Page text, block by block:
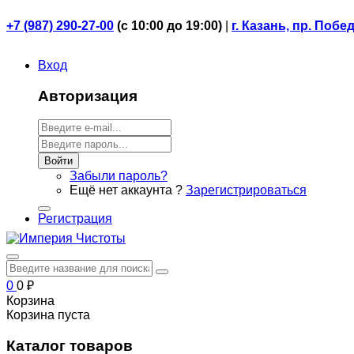
+7 (987) 290-27-00 (с 10:00 до 19:00) г. Казань, пр.
Вход
Авторизация
Войти
Забыли пароль?
Ещё нет аккаунта ? Зарегистрироваться
Регистрация
0 0 ₽
Корзина
Корзина пуста
Каталог товаров